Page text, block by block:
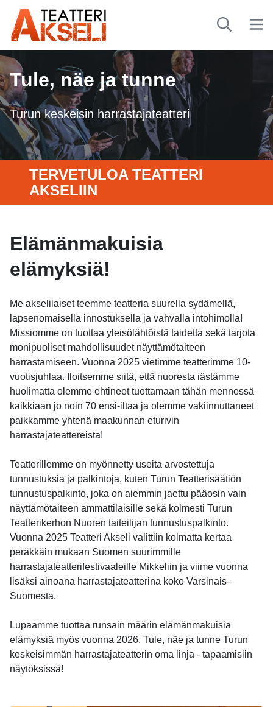
Tule, näe ja tunne
Turun keskeisin harrastajateatteri
TERVETULOA TEATTERI
AKSELIIN
Elämänmakuisia
elämyksiä!
Me akselilaiset teemme teatteria suurella sydämellä,
lapsenomaisella innostuksella ja vahvalla intohimolla!
Missiomme on tuottaa yleisölähtöistä taidetta sekä tarjota
monipuoliset mahdollisuudet näyttämötaiteen
harrastamiseen. Vuonna 2025 vietimme teatterimme 10-
vuotisjuhlaa. Iloitsemme siitä, että nuoresta iästämme
huolimatta olemme ehtineet tuottamaan tähän mennessä
kaikkiaan jo noin 70 ensi-iltaa ja olemme vakiinnuttaneet
paikkamme yhtenä maakunnan eturivin
harrastajateattereista!
Teatterillemme on myönnetty useita arvostettuja
tunnustuksia ja palkintoja, kuten Turun Teatterisäätiön
tunnustuspalkinto, joka on aiemmin jaettu pääosin vain
näyttämötaiteen ammattilaisille sekä kolmesti Turun
Teatterikerhon Nuoren taiteilijan tunnustuspalkinto.
Vuonna 2025 Teatteri Akseli valittiin kolmatta kertaa
peräkkäin mukaan Suomen suurimmille
harrastajateatterifestivaaleille Mikkeliin ja viime vuonna
lisäksi ainoana harrastajateatterina koko Varsinais-
Suomesta.
Lupaamme tuottaa runsain määrin elämänmakuisia
elämyksiä myös vuonna 2026. Tule, näe ja tunne Turun
keskeisimmän harrastajateatterin oma linja - tapaamisiin
näytöksissä!